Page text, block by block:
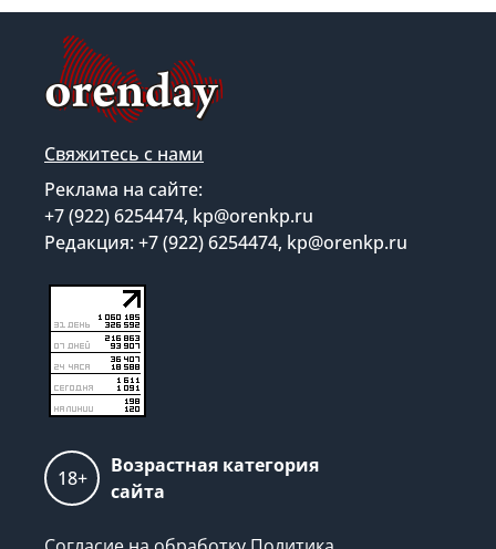
Свяжитесь с нами
Реклама на сайте:
+7 (922) 6254474, kp@orenkp.ru
Редакция: +7 (922) 6254474, kp@orenkp.ru
18+
Возрастная категория
сайта